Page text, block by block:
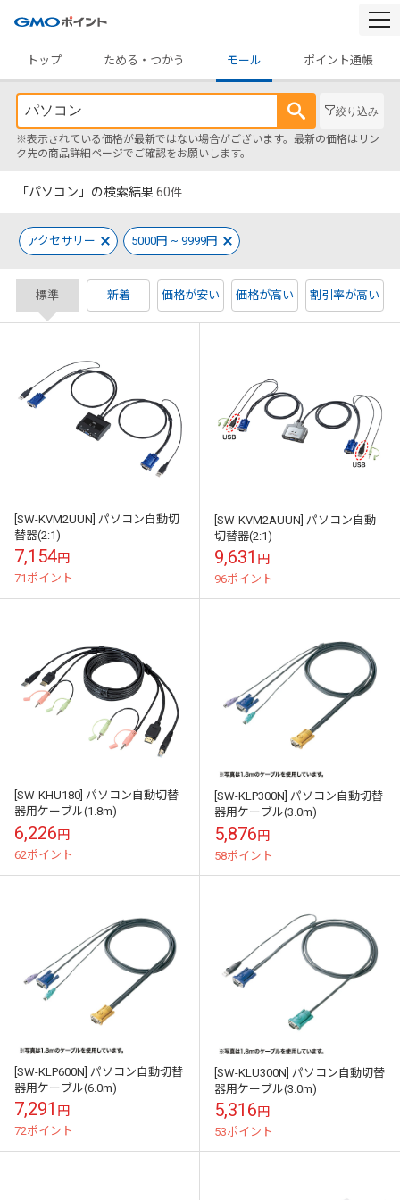
トップ
ためる・つかう モール ポイント通帳
絞り込み
※表示されている価格が最新ではない場合がございます。最新の価格はリン
ク先の商品詳細ページでご確認をお願いします。
「パソコン」の検索結果 60件
アクセサリー 5000円 ~ 9999円
標準 新着 価格が安い 価格が高い 割引率が高い
[SW-KVM2UUN] パソコン自動切
替器(2:1)
7,154円
71ポイント
[SW-KVM2AUUN] パソコン自動
切替器(2:1)
9,631 円
96ポイント
[SW-KHU180] パソコン自動切替
器用ケーブル(1.8m)
6,226円
62ポイント
[SW-KLP300N] パソコン自動切替
器用ケーブル(3.0m)
5,876円
58ポイント
[SW-KLP600N] パソコン自動切替
器用ケーブル(6.0m)
7,291 円
72ポイント
[SW-KLU300N] パソコン自動切替
器用ケーブル(3.0m)
5,316円
53ポイント